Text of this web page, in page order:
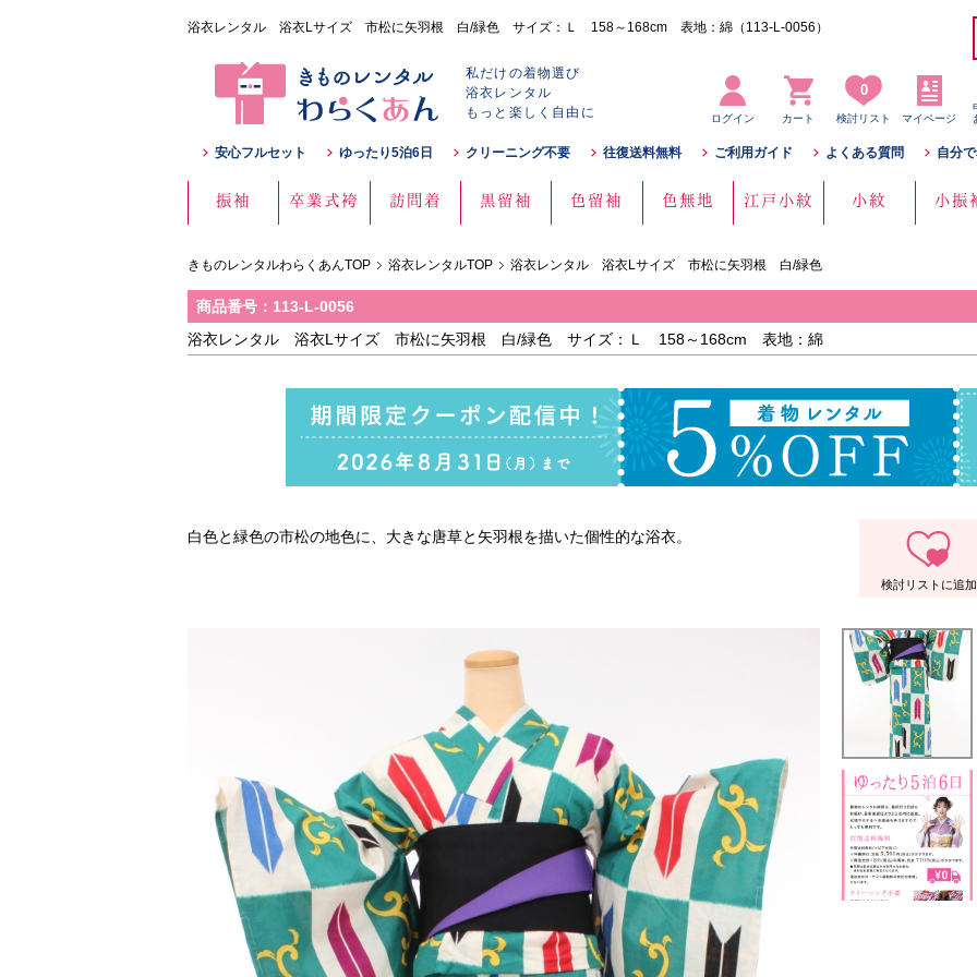
浴衣レンタル 浴衣Lサイズ 市松に矢羽根 白/緑色 サイズ：Ｌ 158～168cm 表地：綿（113-L-0056）
私だけの着物選び
浴衣レンタル
もっと楽しく自由に
ログイン カート
0
検討リスト マイページ
安心フルセット ゆったり5泊6日 クリーニング不要 往復送料無料 ご利用ガイド よくある質問 自分
振袖 卒業式袴 訪問着 黒留袖 色留袖 色無地 江戸小紋 小紋 小振
きものレンタルわらくあんTOP 浴衣レンタルTOP 浴衣レンタル 浴衣Lサイズ 市松に矢羽根 白/緑色
商品番号：113-L-0056
浴衣レンタル 浴衣Lサイズ 市松に矢羽根 白/緑色 サイズ：Ｌ 158～168cm 表地：綿
白色と緑色の市松の地色に、大きな唐草と矢羽根を描いた個性的な浴衣。